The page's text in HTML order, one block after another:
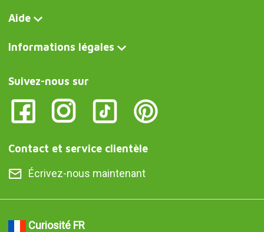
Aide
Informations légales
Suivez-nous sur
Contact et service clientèle
Écrivez-nous maintenant
Curiosité FR